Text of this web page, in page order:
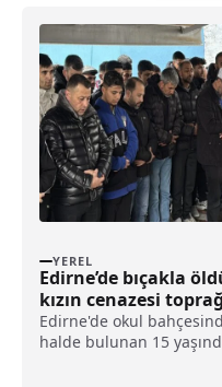
YEREL
Edirne’de bıçakla
kızın cenazesi
Edirne'de okul
halde bulunan 15